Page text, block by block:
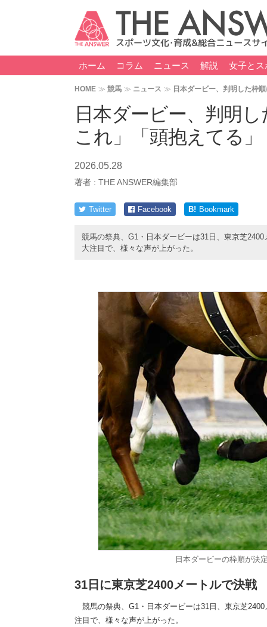
ホーム コラム ニュース 解説 女子とス
HOME 競馬 ニュース 日本ダービー、判明した枠
日本ダービー、判明
これ」「頭抱えてる
2026.05.28
著者 : THE ANSWER編集部
Twitter Facebook B! Bookmark
競馬の祭典、G1・日本ダービーは31日、東京芝
大注目で、様々な声が上がった。
日本ダービーの枠順が決
31日に東京芝2400メートルで決戦
競馬の祭典、G1・日本ダービーは31日、東京芝
注目で、様々な声が上がった。